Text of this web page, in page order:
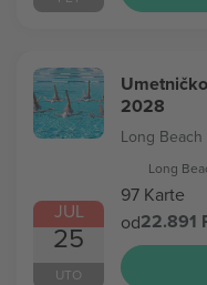
JUL
25
UTO
2028
Long
Long
97 Karte
od22.891